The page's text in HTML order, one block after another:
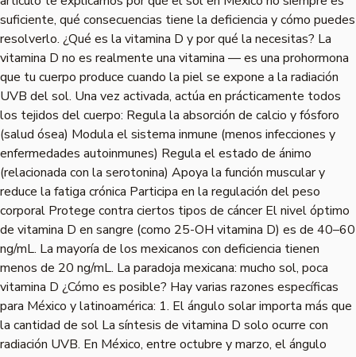
suficiente, qué consecuencias tiene la deficiencia y cómo puedes
resolverlo. ¿Qué es la vitamina D y por qué la necesitas? La
vitamina D no es realmente una vitamina — es una prohormona
que tu cuerpo produce cuando la piel se expone a la radiación
UVB del sol. Una vez activada, actúa en prácticamente todos
los tejidos del cuerpo: Regula la absorción de calcio y fósforo
(salud ósea) Modula el sistema inmune (menos infecciones y
enfermedades autoinmunes) Regula el estado de ánimo
(relacionada con la serotonina) Apoya la función muscular y
reduce la fatiga crónica Participa en la regulación del peso
corporal Protege contra ciertos tipos de cáncer El nivel óptimo
de vitamina D en sangre (como 25-OH vitamina D) es de 40–60
ng/mL. La mayoría de los mexicanos con deficiencia tienen
menos de 20 ng/mL. La paradoja mexicana: mucho sol, poca
vitamina D ¿Cómo es posible? Hay varias razones específicas
para México y latinoamérica: 1. El ángulo solar importa más que
la cantidad de sol La síntesis de vitamina D solo ocurre con
radiación UVB. En México, entre octubre y marzo, el ángulo